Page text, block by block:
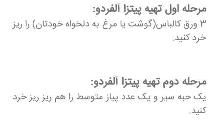
مرحله اول تهیه پیتزا آلفردو:
3 ورق کالباس(گوشت یا مرغ به دلخواه خودتان) را ریز
خرد کنید.
مرحله دوم تهیه پیتزا آلفردو:
یک حبه سیر و یک عدد پیاز متوسط را هم ریز ریز خرد
کنید.